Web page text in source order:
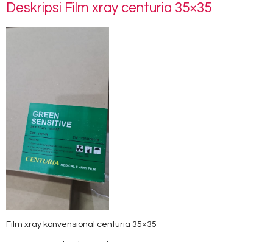
Deskripsi Film xray centuria 35×35
Film xray konvensional centuria 35×35